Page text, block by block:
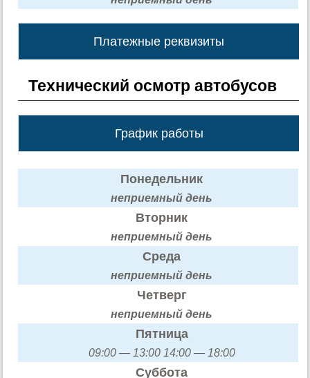
Платежные реквизиты
Технический осмотр автобусов
График работы
Понедельник
неприемный день
Вторник
неприемный день
Среда
неприемный день
Четверг
неприемный день
Пятница
09:00 — 13:00 14:00 — 18:00
Суббота